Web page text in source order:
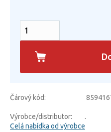
Čárový kód:
Výrobce/distributor:
.
Celá nabídka od výrobce